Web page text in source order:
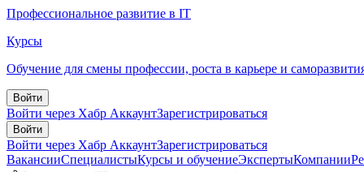
Профессиональное развитие в IT
Курсы
Обучение для смены профессии, роста в карьере и
Войти
Войти через Хабр АккаунтЗарегистрироваться
Войти
Войти через Хабр АккаунтЗарегистрироваться
ВакансииСпециалистыКурсы и обучениеЭкспертыКомпании